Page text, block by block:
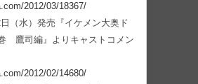
2012/03/18367/
日（水）発売『イケメン大奥ド
鷹司編』よりキャストコメン
2012/02/14680/